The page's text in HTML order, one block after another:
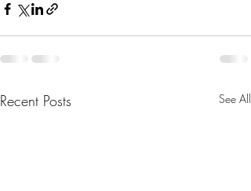
Recent Posts See All